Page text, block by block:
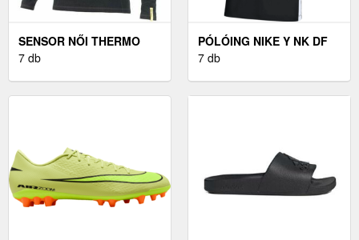
SENSOR NŐI THERMO
FELSŐ NŐI THERMO
7 db
PÓLÓING NIKE Y NK DF
ACD25 SS POLO
7 db